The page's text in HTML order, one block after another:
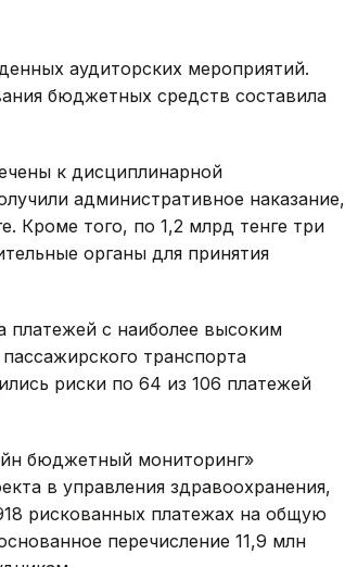
аудиторских мероприятий.
бюджетных средств составила
к дисциплинарной
административное наказание,
Кроме того, по 1,2 млрд тенге три
органы для принятия
платежей с наиболее высоким
транспорта
риски по 64 из 106 платежей
бюджетный мониторинг»
в управления здравоохранения,
рискованных платежах на общую
перечисление 11,9 млн